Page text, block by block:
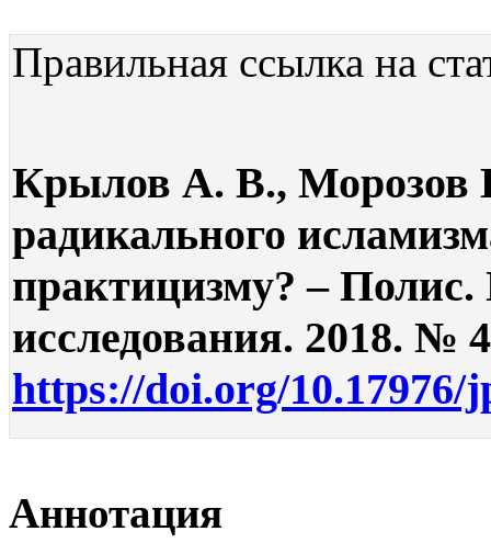
Правильная ссылка на
Крылов А. В.,
радикального
практицизму? –
исследования. 2018. №
https://doi.org/10.17976/
Аннотация